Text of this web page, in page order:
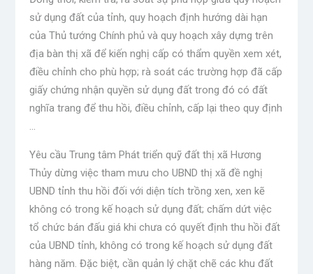
sử dụng đất của tỉnh, quy hoạch định hướng dài hạn
của Thủ tướng Chính phủ và quy hoạch xây dựng trên
địa bàn thị xã để kiến ​​nghị cấp có thẩm quyền xem xét,
điều chỉnh cho phù hợp; rà soát các trường hợp đã cấp
giấy chứng nhận quyền sử dụng đất trong đó có đất
nghĩa trang để thu hồi, điều chỉnh, cấp lại theo quy định
…
Yêu cầu Trung tâm Phát triển quỹ đất thị xã Hương
Thủy dừng việc tham mưu cho UBND thị xã đề nghị
UBND tỉnh thu hồi đối với diện tích trồng xen, xen kẽ
không có trong kế hoạch sử dụng đất; chấm dứt việc
tổ chức bán đấu giá khi chưa có quyết định thu hồi đất
của UBND tỉnh, không có trong kế hoạch sử dụng đất
hàng năm. Đặc biệt, cần quản lý chặt chẽ các khu đất